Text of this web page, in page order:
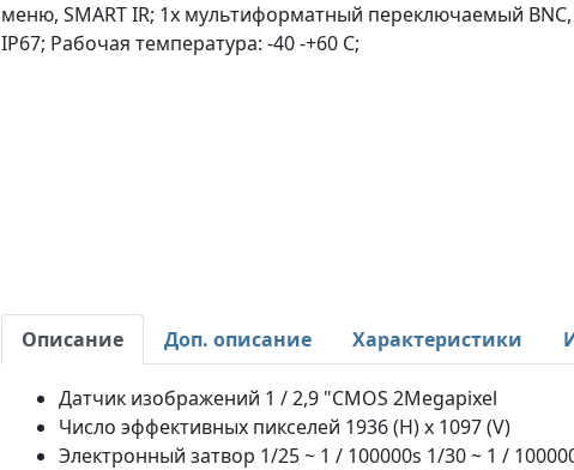
меню, SMART IR; 1x мультиформатный переключаемый BNC,
IP67; Рабочая температура: -40 -+60 С;
Описание Доп. описание Характеристики
Датчик изображений 1 / 2,9 "CMOS 2Megapixel
Число эффективных пикселей 1936 (H) x 1097 (V)
Электронный затвор 1/25 ~ 1 / 100000s 1/30 ~ 1 /